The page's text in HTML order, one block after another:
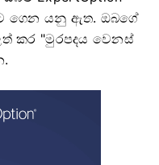
ගෙන යනු ඇත. ඔබගේ
කර "මුරපදය වෙනස්